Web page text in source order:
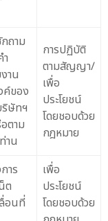
ถาม
าน
ค์ของ
ษัทฯ
ตาม
าน
การปฏิบัติ
ตามสัญญา/
เพื่อ
ประโยชน์
โดยชอบด้วย
กฎหมาย
าร
ต
อนที่
เพื่อ
ประโยชน์
โดยชอบด้วย